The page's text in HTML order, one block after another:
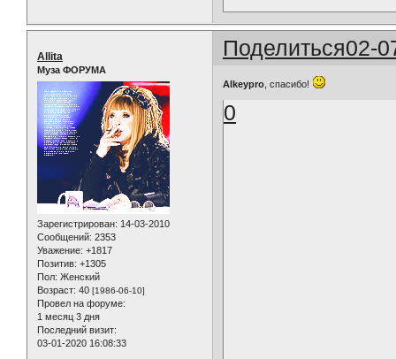
Поделиться02-
Allita
Муза ФОРУМА
Зарегистрирован: 14-03-2010
Сообщений: 2353
Уважение: +1817
Позитив: +1305
Пол: Женский
Возраст: 40 [1986-06-10]
Провел на форуме:
1 месяц 3 дня
Последний визит:
03-01-2020 16:08:33
Alkeypro , спасибо!
0